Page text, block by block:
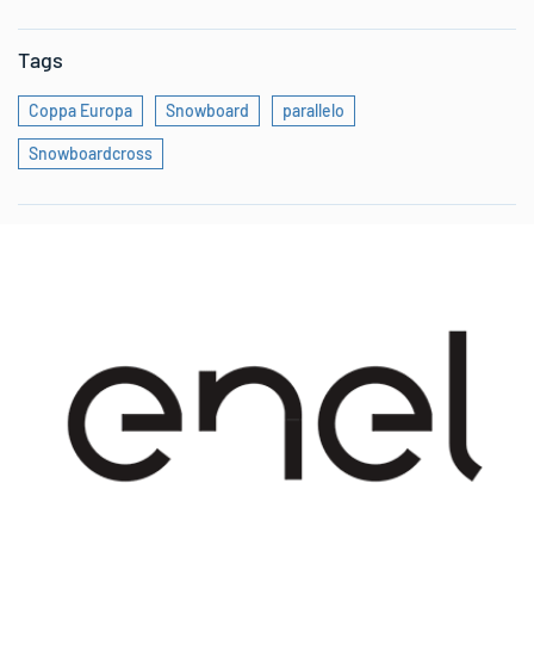
Tags
Coppa Europa Snowboard parallelo
Snowboardcross